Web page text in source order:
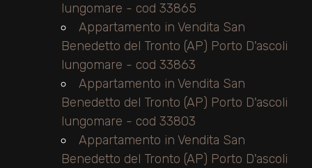
lungomare - cod 33865
Appartamento in Vendita San
Benedetto del Tronto (AP) Porto D'ascoli
lungomare - cod 33863
Appartamento in Vendita San
Benedetto del Tronto (AP) Porto D'ascoli
lungomare - cod 33803
Appartamento in Vendita San
Benedetto del Tronto (AP) Porto D'ascoli